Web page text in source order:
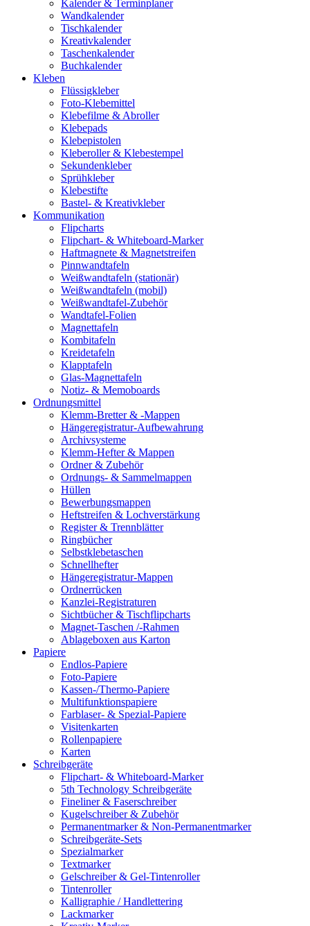
Kalender & Terminplaner
Wandkalender
Tischkalender
Kreativkalender
Taschenkalender
Buchkalender
Kleben
Flüssigkleber
Foto-Klebemittel
Klebefilme & Abroller
Klebepads
Klebepistolen
Kleberoller & Klebestempel
Sekundenkleber
Sprühkleber
Klebestifte
Bastel- & Kreativkleber
Kommunikation
Flipcharts
Flipchart- & Whiteboard-Marker
Haftmagnete & Magnetstreifen
Pinnwandtafeln
Weißwandtafeln (stationär)
Weißwandtafeln (mobil)
Weißwandtafel-Zubehör
Wandtafel-Folien
Magnettafeln
Kombitafeln
Kreidetafeln
Klapptafeln
Glas-Magnettafeln
Notiz- & Memoboards
Ordnungsmittel
Klemm-Bretter & -Mappen
Hängeregistratur-Aufbewahrung
Archivsysteme
Klemm-Hefter & Mappen
Ordner & Zubehör
Ordnungs- & Sammelmappen
Hüllen
Bewerbungsmappen
Heftstreifen & Lochverstärkung
Register & Trennblätter
Ringbücher
Selbstklebetaschen
Schnellhefter
Hängeregistratur-Mappen
Ordnerrücken
Kanzlei-Registraturen
Sichtbücher & Tischflipcharts
Magnet-Taschen /-Rahmen
Ablageboxen aus Karton
Papiere
Endlos-Papiere
Foto-Papiere
Kassen-/Thermo-Papiere
Multifunktionspapiere
Farblaser- & Spezial-Papiere
Visitenkarten
Rollenpapiere
Karten
Schreibgeräte
Flipchart- & Whiteboard-Marker
5th Technology Schreibgeräte
Fineliner & Faserschreiber
Kugelschreiber & Zubehör
Permanentmarker & Non-Permanentmarker
Schreibgeräte-Sets
Spezialmarker
Textmarker
Gelschreiber & Gel-Tintenroller
Tintenroller
Kalligraphie / Handlettering
Lackmarker